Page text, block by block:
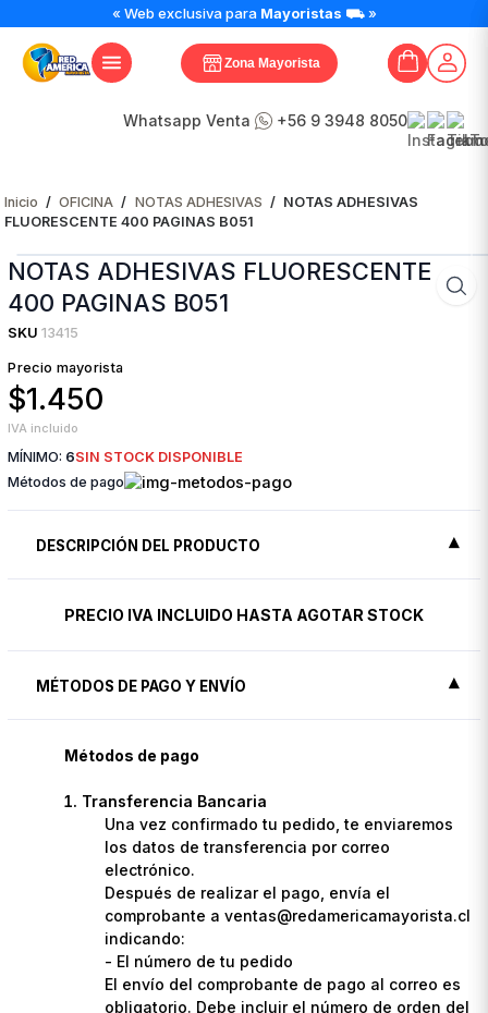
« Web exclusiva para Mayoristas ⛟ »
Zona Mayorista
Whatsapp Venta +56 9 3948 8050
Inicio / OFICINA / NOTAS ADHESIVAS / NOTAS ADHESIVAS
FLUORESCENTE 400 PAGINAS B051
NOTAS ADHESIVAS FLUORESCENTE
400 PAGINAS B051
SKU 13415
Precio mayorista
$1.450
IVA incluido
MÍNIMO: 6SIN STOCK DISPONIBLE
Métodos de pago
DESCRIPCIÓN DEL PRODUCTO
PRECIO IVA INCLUIDO HASTA AGOTAR STOCK
MÉTODOS DE PAGO Y ENVÍO
Métodos de pago
Transferencia Bancaria
Una vez confirmado tu pedido, te enviaremos
los datos de transferencia por correo
electrónico.
Después de realizar el pago, envía el
comprobante a ventas@redamericamayorista.cl
indicando:
- El número de tu pedido
El envío del comprobante de pago al correo es
obligatorio. Debe incluir el número de orden del